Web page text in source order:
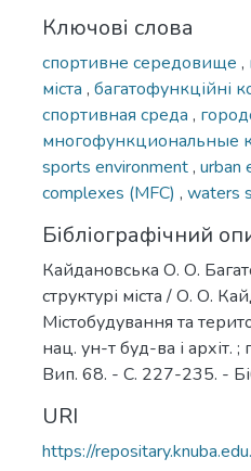
Ключові слова
спортивне середовище ,
міста , багатофункційні
спортивная среда ,
многофункциональные
sports environment, urban
complexes (MFC) , waters
Бібліографічний
Кайдановська О. О.
структурі міста / О. О.
Містобудування та
нац. ун-т буд-ва і
Вип. 68. - С. 227-235. -
URI
https://